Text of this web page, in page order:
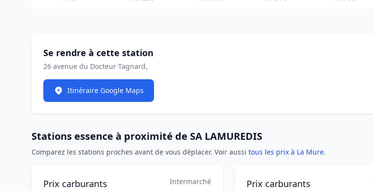
Se rendre à cette station
26 avenue du Docteur Tagnard,
Itinéraire Google Maps
Stations essence à proximité de SA LAMUREDIS
Comparez les stations proches avant de vous déplacer. Voir aussi tous les prix à La Mure.
Prix carburants
Intermarché
Prix carburants